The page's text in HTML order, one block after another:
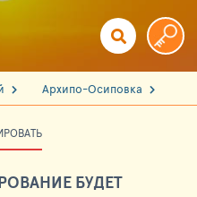
Архипо-Осиповка
БУДЕТ